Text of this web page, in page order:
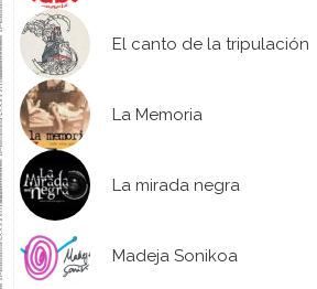
El canto de la tripulación
La Memoria
La mirada negra
Madeja Sonikoa